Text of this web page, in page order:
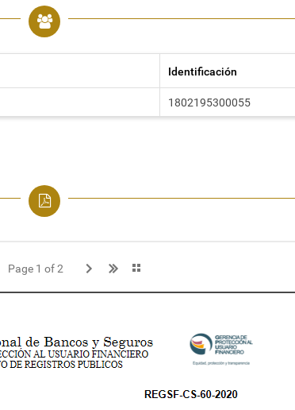
Identificación
1802195300055
Page 1 of 2